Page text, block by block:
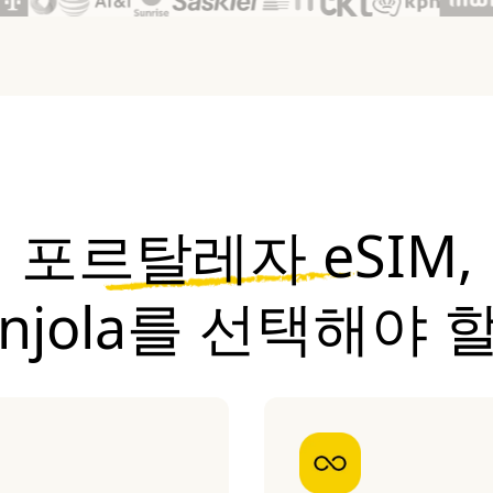
포르탈레자 eSIM,
를 선택해야